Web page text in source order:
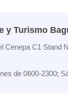
y Turismo
Cenepa C1 Stand
de 0600-2300;